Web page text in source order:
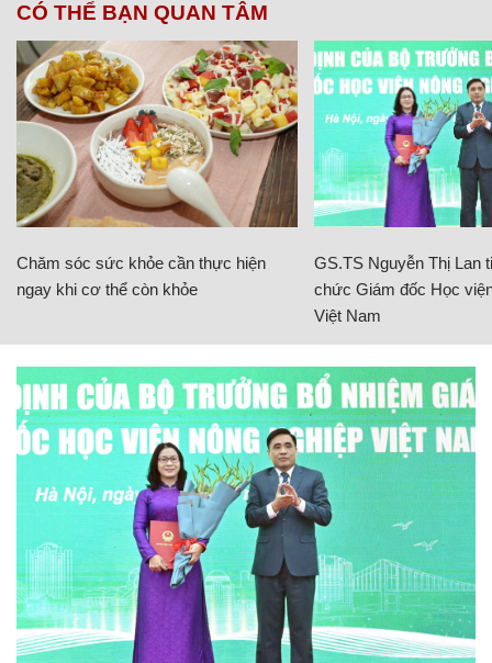
CÓ THỂ BẠN QUAN TÂM
Chăm sóc sức khỏe cần thực hiện
ngay khi cơ thể còn khỏe
GS.TS Nguyễn Thị Lan
chức Giám đốc Học
Việt Nam